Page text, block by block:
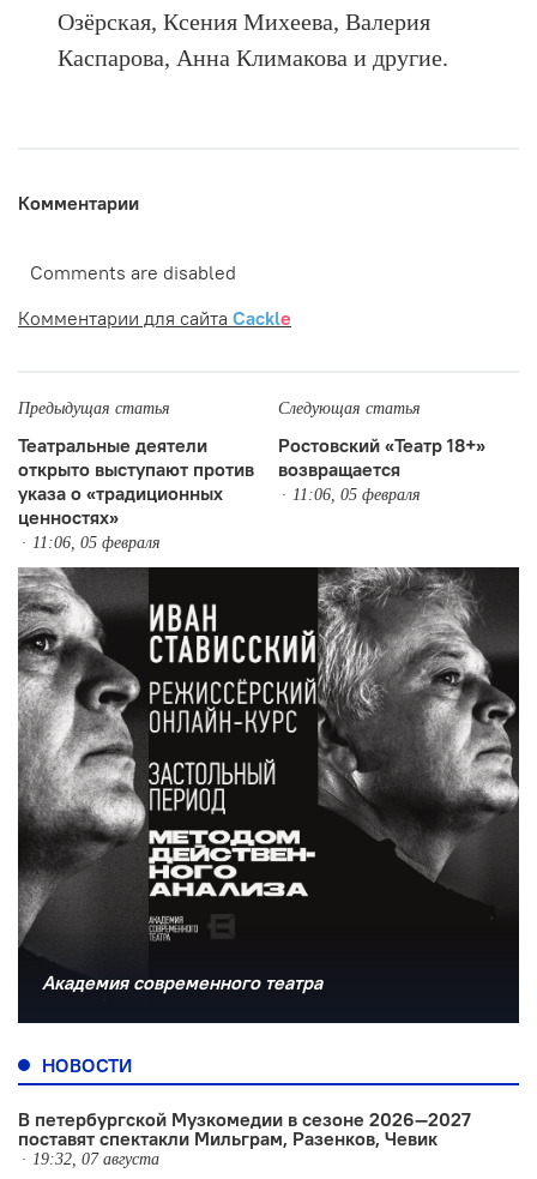
Озёрская, Ксения Михеева, Валерия
Каспарова, Анна Климакова и другие.
Комментарии
Comments are disabled
Комментарии для сайта Cackle
Предыдущая статья
Театральные деятели
открыто выступают против
указа о «традиционных
ценностях»
11:06, 05 февраля
Следующая статья
Ростовский «Театр 18+»
возвращается
11:06, 05 февраля
Академия современного театра
НОВОСТИ
В петербургской Музкомедии в сезоне 2026—2027
поставят спектакли Мильграм, Разенков, Чевик
19:32, 07 августа